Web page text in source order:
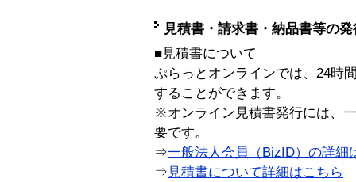
見積書・請求書・納品書等の
■見積書について
ぷらっとオンラインでは、24時
することができます。
※オンライン見積書発行には、
要です。
⇒一般法人会員（BizID）の詳細
⇒ 見積書について詳細はこちら